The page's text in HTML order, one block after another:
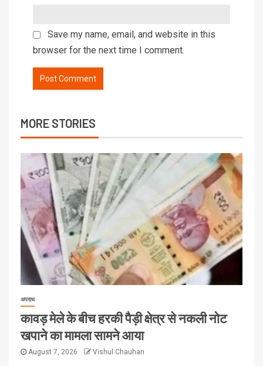
Save my name, email, and website in this
browser for the next time I comment.
MORE STORIES
अपराध
कावड़ मेले के बीच हरकी पैड़ी क्षेत्र से नकली नोट
खपाने का मामला सामने आया
August 7, 2026 Vishul Chauhan